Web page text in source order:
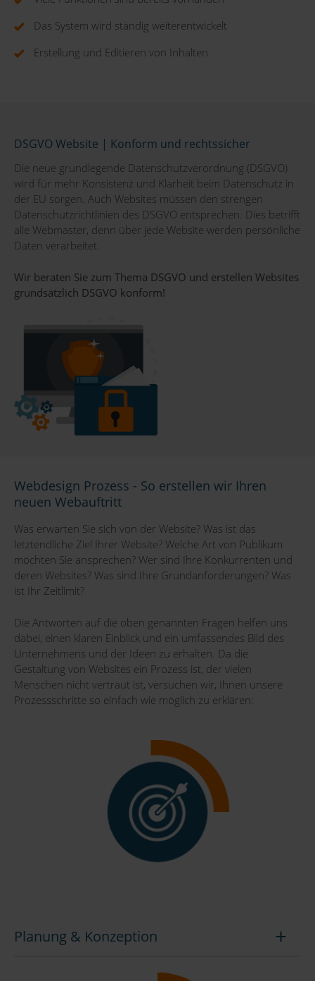
Das System wird ständig weiterentwickelt
Erstellung und Editieren von Inhalten
DSGVO Website | Konform und rechtssicher
Die neue grundlegende Datenschutzverordnung (DSGVO)
wird für mehr Konsistenz und Klarheit beim Datenschutz in
der EU sorgen. Auch Websites müssen den strengen
Datenschutzrichtlinien des DSGVO entsprechen. Dies betrifft
alle Webmaster, denn über jede Website werden persönliche
Daten verarbeitet.
Wir beraten Sie zum Thema DSGVO und erstellen Websites
grundsätzlich DSGVO konform!
Webdesign Prozess - So erstellen wir Ihren
neuen Webauftritt
Was erwarten Sie sich von der Website? Was ist das
letztendliche Ziel Ihrer Website? Welche Art von Publikum
möchten Sie ansprechen? Wer sind Ihre Konkurrenten und
deren Websites? Was sind Ihre Grundanforderungen? Was
ist Ihr Zeitlimit?
Die Antworten auf die oben genannten Fragen helfen uns
dabei, einen klaren Einblick und ein umfassendes Bild des
Unternehmens und der Ideen zu erhalten. Da die
Gestaltung von Websites ein Prozess ist, der vielen
Menschen nicht vertraut ist, versuchen wir, Ihnen unsere
Prozessschritte so einfach wie möglich zu erklären:
Planung & Konzeption